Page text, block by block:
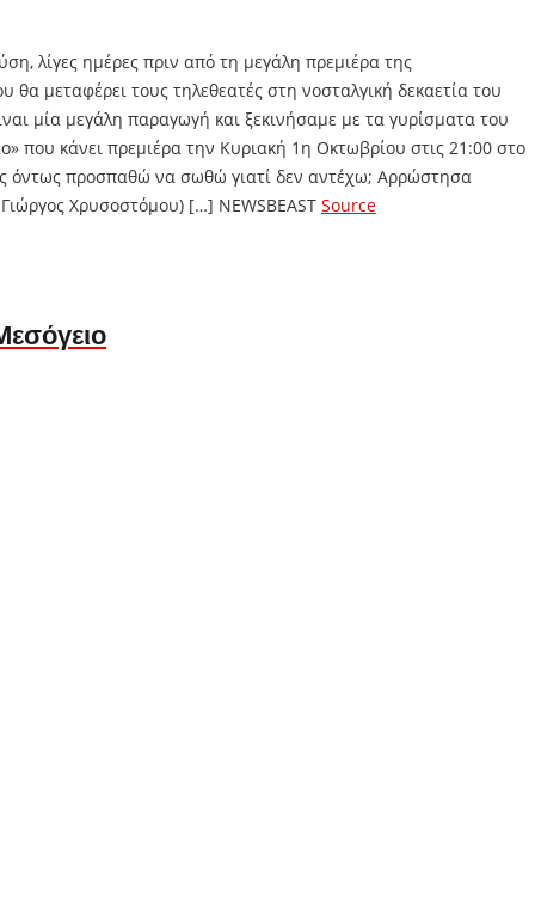
λίγες ημέρες πριν από τη μεγάλη πρεμιέρα της
μεταφέρει τους τηλεθεατές στη νοσταλγική δεκαετία του
μία μεγάλη παραγωγή και ξεκινήσαμε με τα γυρίσματα του
που κάνει πρεμιέρα την Κυριακή 1η Οκτωβρίου στις 21:00 στο
όντως προσπαθώ να σωθώ γιατί δεν αντέχω; Αρρώστησα
Χρυσοστόμου) […] NEWSBEAST Source